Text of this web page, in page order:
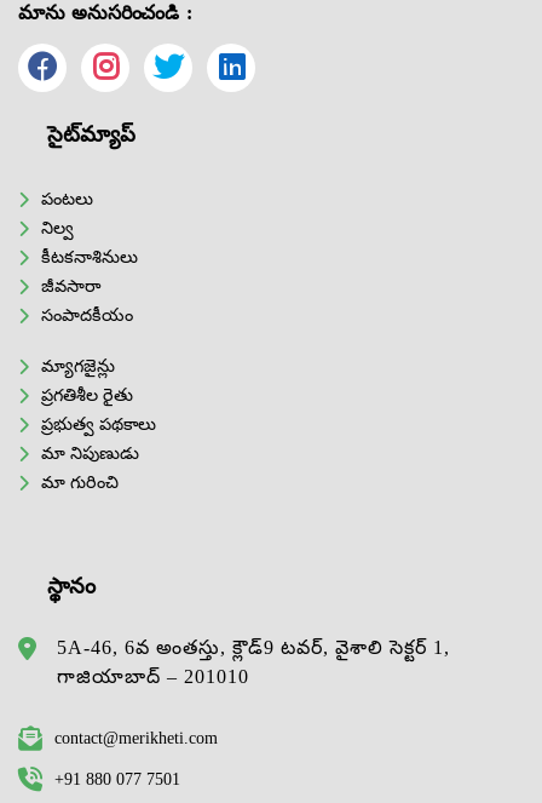
మాను అనుసరించండి :
సైట్‌మ్యాప్
పంటలు
నిల్వ
కీటకనాశినులు
జీవసారా
సంపాదకీయం
మ్యాగజైన్లు
ప్రగతిశీల రైతు
ప్రభుత్వ పథకాలు
మా నిపుణుడు
మా గురించి
స్థానం
5A-46, 6వ అంతస్తు, క్లౌడ్9 టవర్, వైశాలి సెక్టర్ 1,
గాజియాబాద్ – 201010
contact@merikheti.com
+91 880 077 7501